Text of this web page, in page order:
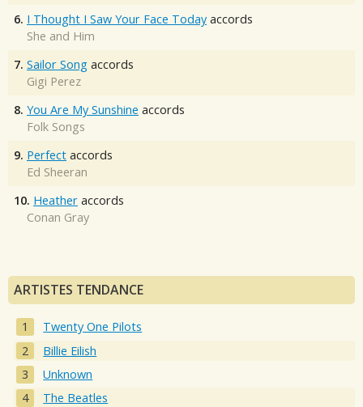
6. I Thought I Saw Your Face Today accords
She and Him
7. Sailor Song accords
Gigi Perez
8. You Are My Sunshine accords
Folk Songs
9. Perfect accords
Ed Sheeran
10. Heather accords
Conan Gray
ARTISTES TENDANCE
Twenty One Pilots
Billie Eilish
Unknown
The Beatles